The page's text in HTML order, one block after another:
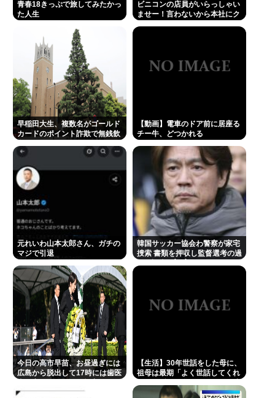
Powered by livedoor 相互RSS
青春18きっぷで旅してみたかっ
た人生
ビニコンの店員がいらっしゃい
ませー！言わないから本社にク
早稲田大生、複数名がゴールド
カードのポイント詐欺で無銭飲
【動画】電車のドア前に居座る
チー牛、どつかれる
元れいわ山本太郎さん、ガチの
マジで引退
韓国サッカー協会わ警察が家宅
捜索 書類を押収し監督選考の過
今日の高市早苗、お昼過ぎには
広島から脱出して17時には歯医
【生活】30年世話をした母に、
祖母は最期「よく世話してくれ
念だよ」と言って死んだ